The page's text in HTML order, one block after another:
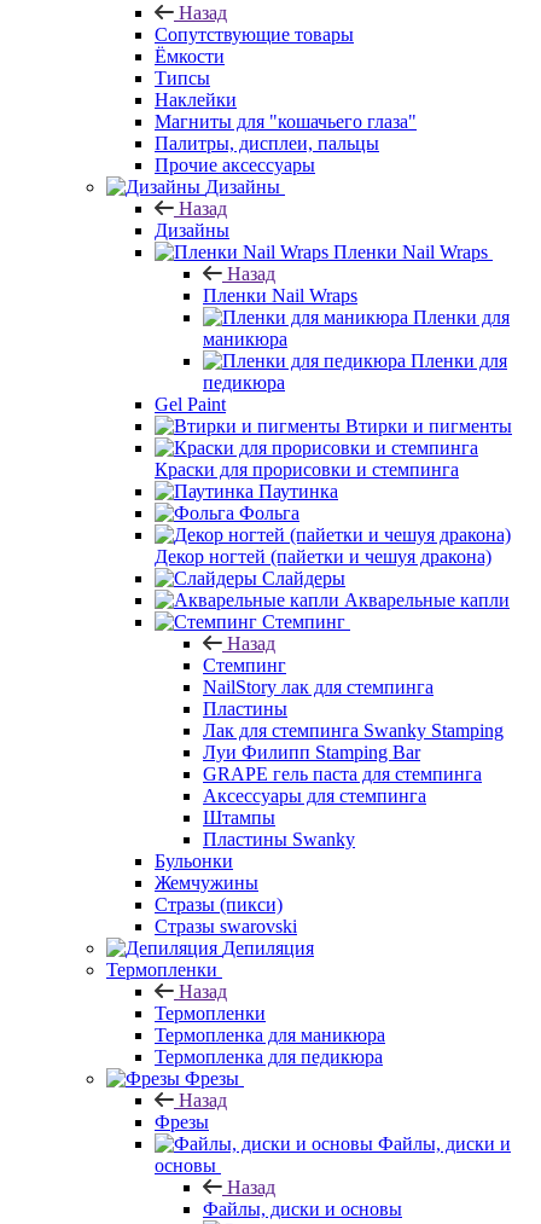
Назад
Сопутствующие товары
Ёмкости
Типсы
Наклейки
Магниты для "кошачьего глаза"
Палитры, дисплеи, пальцы
Прочие аксессуары
Дизайны
Назад
Дизайны
Пленки Nail Wraps
Назад
Пленки Nail Wraps
Пленки для
маникюра
Пленки для
педикюра
Gel Paint
Втирки и пигменты
Краски для прорисовки и стемпинга
Паутинка
Фольга
Декор ногтей (пайетки и чешуя дракона)
Слайдеры
Акварельные капли
Стемпинг
Назад
Стемпинг
NailStory лак для стемпинга
Пластины
Лак для стемпинга Swanky Stamping
Луи Филипп Stamping Bar
GRAPE гель паста для стемпинга
Аксессуары для стемпинга
Штампы
Пластины Swanky
Бульонки
Жемчужины
Стразы (пикси)
Cтразы swarovski
Депиляция
Термопленки
Назад
Термопленки
Термопленка для маникюра
Термопленка для педикюра
Фрезы
Назад
Фрезы
Файлы, диски и
основы
Назад
Файлы, диски и основы